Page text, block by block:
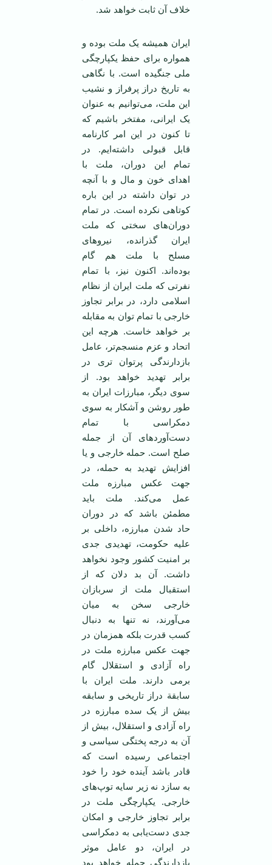
خلاف آن ثابت خواهد شد.
ایران همیشه یک ملت بوده و
همواره برای حفظ یکپارچگی
ملی جنگیده است. با نگاهی
به تاریخ دراز پرفراز و نشیب
این ملت، می‌توانیم به عنوان
یک ایرانی، مفتخر باشیم که
تا کنون در این امر کارنامه
قابل قبولی داشته‌ایم. در
تمام این دوران، ملت با
اهدای خون و مال و با آنچه
در توان داشته در این باره
کوتاهی نکرده است. در تمام
دوران‌های سختی که ملت
ایران گذرانده، نیروهای
مسلح با ملت هم گام
بوده‌اند. اکنون نیز، با تمام
نفرتی که ملت ایران از نظام
اسلامی دارد، در برابر تجاوز
خارجی با تمام توان به مقابله
بر خواهد خاست. هرچه این
اتحاد و عزم منسجم‌تر، عامل
بازدارندگی پرتوان تری در
برابر تهدید خواهد بود. از
سوی دیگر، مبارزات ایران به
طور روشن و آشکار به سوی
دمکراسی با تمام
دست‌آوردهای آن از جمله
صلح است. حمله خارجی و یا
افزایش تهدید به حمله، در
جهت عکس مبارزه ملت
عمل می‌کند. ملت باید
مطمئن باشد که در دوران
حاد شدن مبارزه، داخلی بر
علیه حکومت، تهدیدی جدی
بر امنیت کشور وجود نخواهد
داشت. آن بد دلان که از
استقبال ملت از سربازان
خارجی سخن به میان
می‌آورند، نه تنها به دنبال
کسب قدرت بلکه همزمان در
جهت عکس مبارزه ملت در
راه آزادی و استقلال گام
برمی دارند. ملت ایران با
سابقة دراز تاریخی و سابقه
بیش از یک سده مبارزه در
راه آزادی و استقلال، بیش از
آن به درجه پختگی سیاسی و
اجتماعی رسیده است که
قادر باشد آینده خود را خود
به سازد نه زیر سایه توپ‌های
خارجی. یکپارچگی ملت در
برابر تجاوز خارجی و امکان
جدی دست‌یابی به دمکراسی
در ایران، دو عامل موثر
بازدارندگی حمله خواهد بود